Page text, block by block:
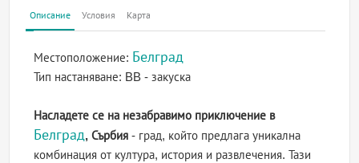
Описание Условия Карта
Местоположение: Белград
Тип настаняване: BB - закуска
Насладете се на незабравимо приключение в
Белград, Сърбия - град, който предлага уникална
комбинация от култура, история и развлечения. Тази